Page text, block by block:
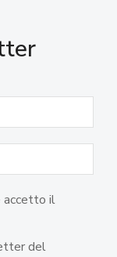
accetto il
del